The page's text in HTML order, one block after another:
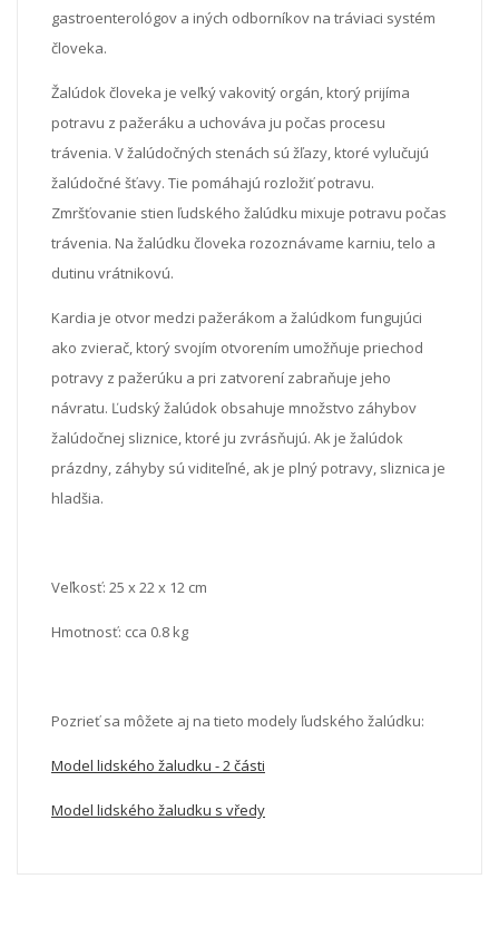
gastroenterológov a iných odborníkov na tráviaci systém
človeka.
Žalúdok človeka je veľký vakovitý orgán, ktorý prijíma
potravu z pažeráku a uchováva ju počas procesu
trávenia. V žalúdočných stenách sú žľazy, ktoré vylučujú
žalúdočné šťavy. Tie pomáhajú rozložiť potravu.
Zmršťovanie stien ľudského žalúdku mixuje potravu počas
trávenia. Na žalúdku človeka rozoznávame karniu, telo a
dutinu vrátnikovú.
Kardia je otvor medzi pažerákom a žalúdkom fungujúci
ako zvierač, ktorý svojím otvorením umožňuje priechod
potravy z pažerúku a pri zatvorení zabraňuje jeho
návratu. Ľudský žalúdok obsahuje množstvo záhybov
žalúdočnej sliznice, ktoré ju zvrásňujú. Ak je žalúdok
prázdny, záhyby sú viditeľné, ak je plný potravy, sliznica je
hladšia.
Veľkosť: 25 x 22 x 12 cm
Hmotnosť: cca 0.8 kg
Pozrieť sa môžete aj na tieto modely ľudského žalúdku:
Model lidského žaludku - 2 části
Model lidského žaludku s vředy